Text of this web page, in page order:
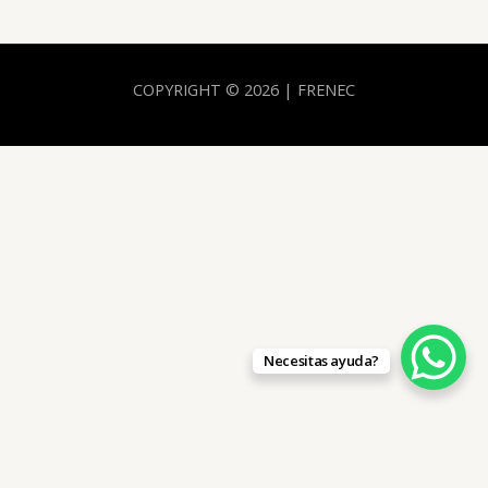
COPYRIGHT © 2026 | FRENEC
Necesitas ayuda?